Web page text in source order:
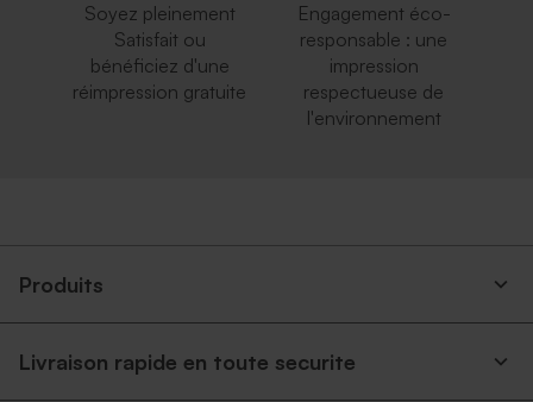
Soyez pleinement
Satisfait ou
bénéficiez d'une
réimpression gratuite
Engagement éco-
responsable : une
impression
respectueuse de
l'environnement
Produits
Livraison rapide en toute securite